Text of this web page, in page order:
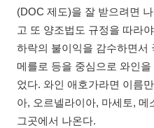
(DOC 제도)을 잘 받으려면
고 또 양조법도 규정을 따라
하락의 불이익을 감수하면서
메를로 등을 중심으로 와인
었다. 와인 애호가라면 이름
아, 오르넬라이아, 마세토, 메
그곳에서 나온다.